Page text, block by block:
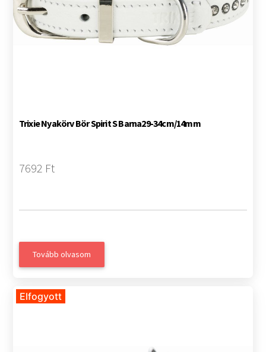
Trixie Nyakörv Bör Spirit S Barna29-34cm/14mm
7692 Ft
Tovább olvasom
Elfogyott